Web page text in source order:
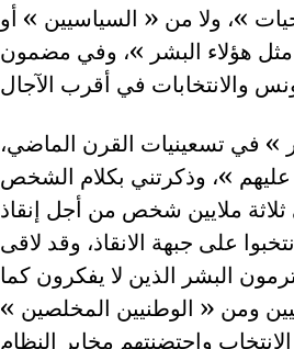
»، ولا من « السياسيين » أو
مثل هؤلاء البشر »، وفي مضمون
» في تسعينيات القرن الماضي،
»، وذكرتني بكلام الشخص
ملايين شخص من أجل إنقاذ
على جبهة الانقاذ، وقد لاقى
البشر الذين لا يفكرون كما
ومن « الوطنيين المخلصين »